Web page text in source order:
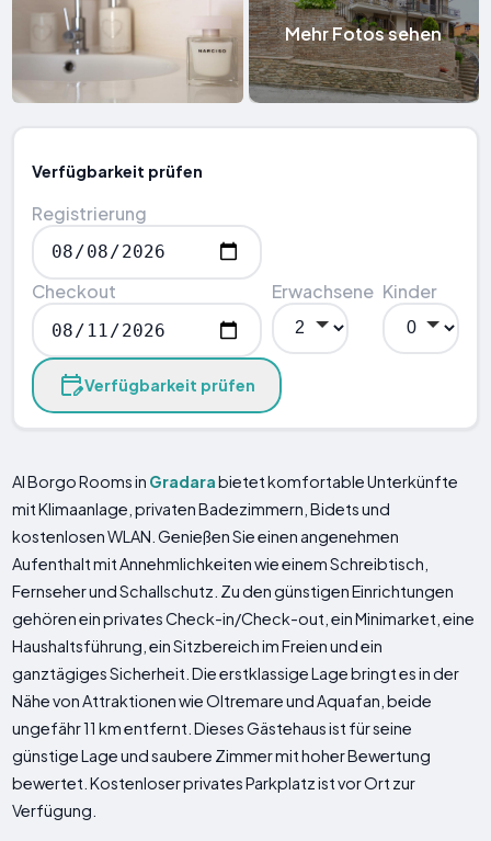
Mehr Fotos sehen
Verfügbarkeit prüfen
Registrierung
Checkout Erwachsene Kinder
Verfügbarkeit prüfen
Al Borgo Rooms in Gradarabietet komfortable Unterkünfte
mit Klimaanlage, privaten Badezimmern, Bidets und
kostenlosen WLAN. Genießen Sie einen angenehmen
Aufenthalt mit Annehmlichkeiten wie einem Schreibtisch,
Fernseher und Schallschutz. Zu den günstigen Einrichtungen
gehören ein privates Check-in/Check-out, ein Minimarket, eine
Haushaltsführung, ein Sitzbereich im Freien und ein
ganztägiges Sicherheit. Die erstklassige Lage bringt es in der
Nähe von Attraktionen wie Oltremare und Aquafan, beide
ungefähr 11 km entfernt. Dieses Gästehaus ist für seine
günstige Lage und saubere Zimmer mit hoher Bewertung
bewertet. Kostenloser privates Parkplatz ist vor Ort zur
Verfügung.